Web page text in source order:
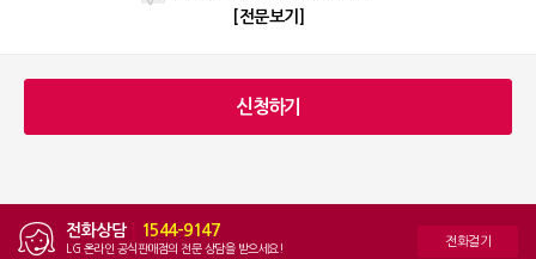
[전문보기]
전화상담 1544-9147
LG 온라인 공식판매점의 전문 상담을 받으세요! 전화걸기